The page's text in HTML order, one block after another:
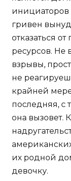
инициаторов
гривен
отказаться
ресурсов. Не
взрывы,
не
крайней
последняя, с
она вызовет.
их родной
девочку.